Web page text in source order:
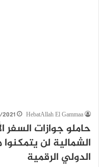
HebatAllah El Gammaa
حاملو جوازات السفر
الشمالية لن
الدولي الرقمية